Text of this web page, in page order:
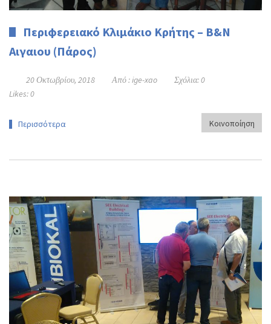
Περιφερειακό Κλιμάκιο Κρήτης – Β&Ν
Αιγαιου (Πάρος)
20 Οκτωβρίου, 2018 Από :ige-xao Σχόλια:0
Likes:0
Περισσότερα Κοινοποίηση